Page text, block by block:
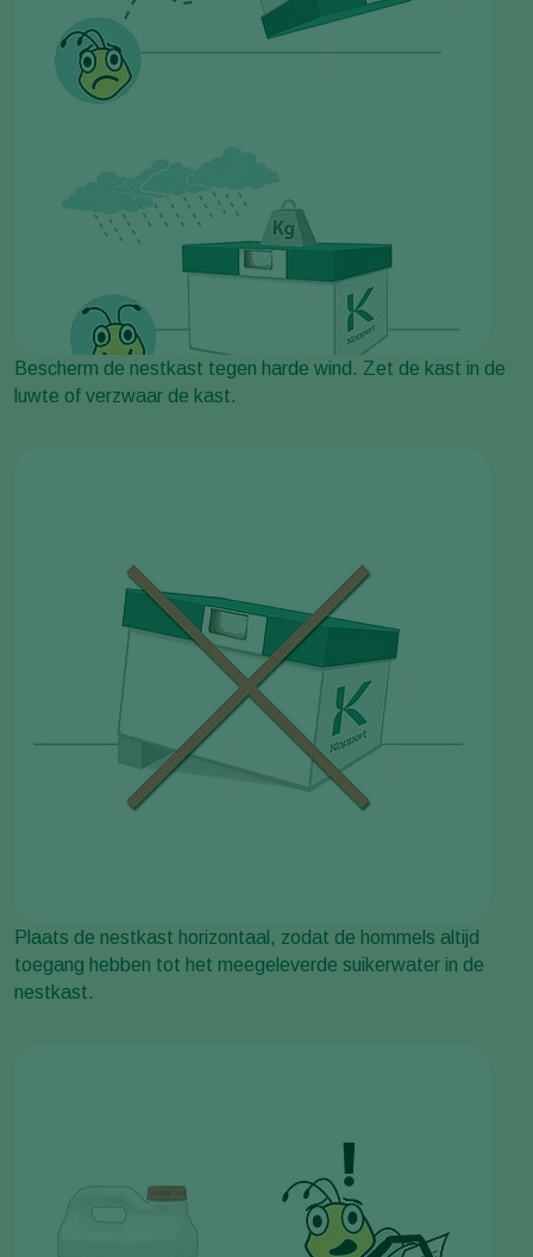
Bescherm de nestkast tegen harde wind. Zet de kast in de
luwte of verzwaar de kast.
Plaats de nestkast horizontaal, zodat de hommels altijd
toegang hebben tot het meegeleverde suikerwater in de
nestkast.